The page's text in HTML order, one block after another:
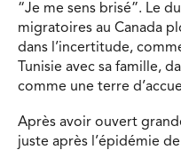
“Je me sens brisé”. Le
migratoires au Canada
dans l’incertitude,
Tunisie avec sa famille,
comme une terre
Après avoir ouvert
juste après l’épidémie